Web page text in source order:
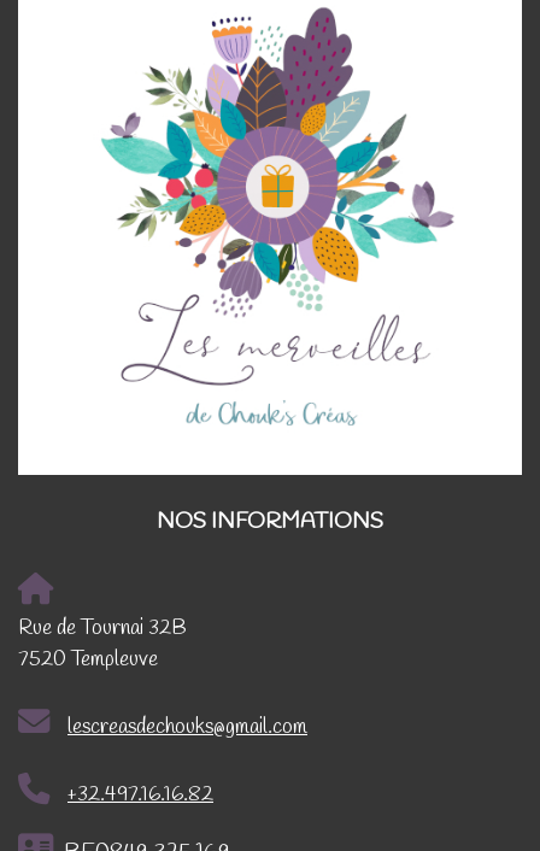
NOS INFORMATIONS
Rue de Tournai 32B
7520 Templeuve
lescreasdechouks@gmail.com
+32.497.16.16.82